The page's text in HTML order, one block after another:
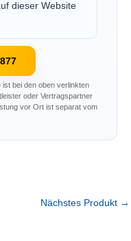
dieser Website
bei den oben verlinkten
oder Vertragspartner
vor Ort ist separat vom
Nächstes Produkt →